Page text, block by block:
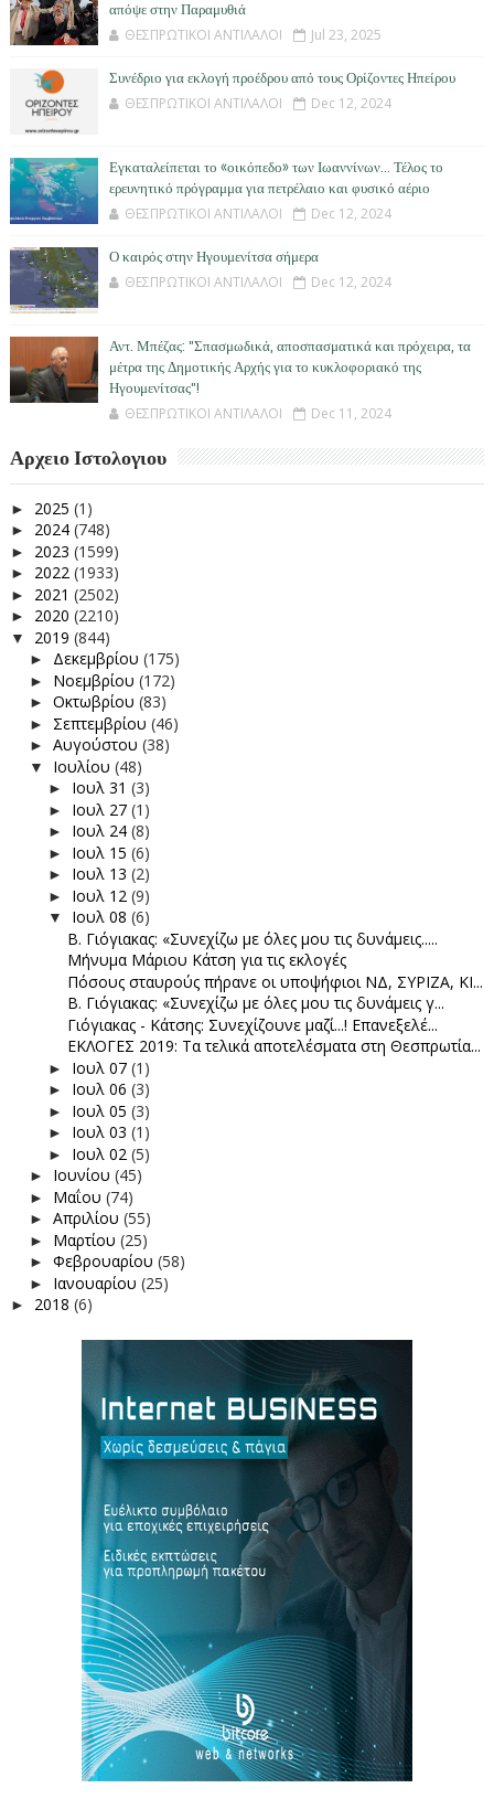
απόψε στην Παραμυθιά
ΘΕΣΠΡΩΤΙΚΟΙ ΑΝΤΙΛΑΛΟΙ Jul 23, 2025
Συνέδριο για εκλογή προέδρου από τους Ορίζοντες Ηπείρου
ΘΕΣΠΡΩΤΙΚΟΙ ΑΝΤΙΛΑΛΟΙ Dec 12, 2024
Εγκαταλείπεται το «οικόπεδο» των Ιωαννίνων… Τέλος το
ερευνητικό πρόγραμμα για πετρέλαιο και φυσικό αέριο
ΘΕΣΠΡΩΤΙΚΟΙ ΑΝΤΙΛΑΛΟΙ Dec 12, 2024
Ο καιρός στην Ηγουμενίτσα σήμερα
ΘΕΣΠΡΩΤΙΚΟΙ ΑΝΤΙΛΑΛΟΙ Dec 12, 2024
Αντ. Μπέζας: "Σπασμωδικά, αποσπασματικά και πρόχειρα, τα
μέτρα της Δημοτικής Αρχής για το κυκλοφοριακό της
Ηγουμενίτσας"!
ΘΕΣΠΡΩΤΙΚΟΙ ΑΝΤΙΛΑΛΟΙ Dec 11, 2024
Αρχειο Ιστολογιου
► 2025 (1)
► 2024 (748)
► 2023 (1599)
► 2022 (1933)
► 2021 (2502)
► 2020 (2210)
▼ 2019 (844)
► Δεκεμβρίου (175)
► Νοεμβρίου (172)
► Οκτωβρίου (83)
► Σεπτεμβρίου (46)
► Αυγούστου (38)
▼ Ιουλίου (48)
► Ιουλ 31 (3)
► Ιουλ 27 (1)
► Ιουλ 24 (8)
► Ιουλ 15 (6)
► Ιουλ 13 (2)
► Ιουλ 12 (9)
▼ Ιουλ 08 (6)
Β. Γιόγιακας: «Συνεχίζω με όλες μου τις δυνάμεις.....
Μήνυμα Μάριου Κάτση για τις εκλογές
Πόσους σταυρούς πήρανε οι υποψήφιοι ΝΔ, ΣΥΡΙΖΑ, ΚΙ...
Β. Γιόγιακας: «Συνεχίζω με όλες μου τις δυνάμεις γ...
Γιόγιακας - Κάτσης: Συνεχίζουνε μαζί...! Επανεξελέ...
ΕΚΛΟΓΕΣ 2019: Τα τελικά αποτελέσματα στη Θεσπρωτία...
► Ιουλ 07 (1)
► Ιουλ 06 (3)
► Ιουλ 05 (3)
► Ιουλ 03 (1)
► Ιουλ 02 (5)
► Ιουνίου (45)
► Μαΐου (74)
► Απριλίου (55)
► Μαρτίου (25)
► Φεβρουαρίου (58)
► Ιανουαρίου (25)
► 2018 (6)